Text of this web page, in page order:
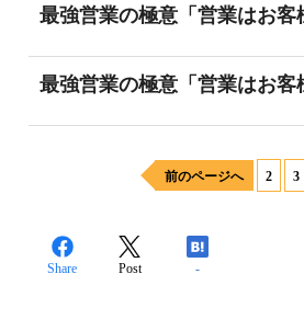
最強営業の極意「営業はお
最強営業の極意「営業はお
前のページへ 2 3
Share Post -